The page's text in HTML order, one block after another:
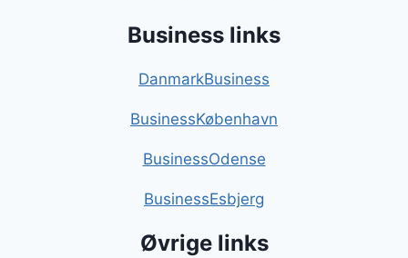
Business links
DanmarkBusiness
BusinessKøbenhavn
BusinessOdense
BusinessEsbjerg
Øvrige links